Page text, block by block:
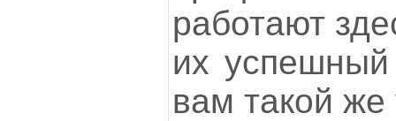
работают
их успешный
вам такой